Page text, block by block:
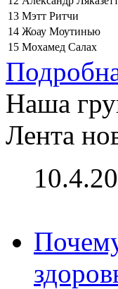
13 Мэтт Ритчи
14 Жоау Моутинью
15 Мохамед Салах
Наша
Лента